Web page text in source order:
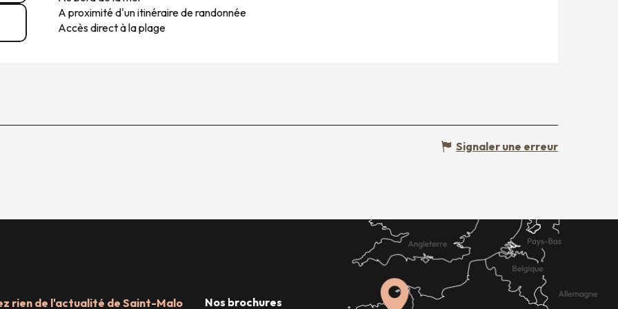
A proximité d'un itinéraire de randonnée
Accès direct à la plage
Signaler une erreur
rien de l'actualité de Saint-Malo Nos brochures